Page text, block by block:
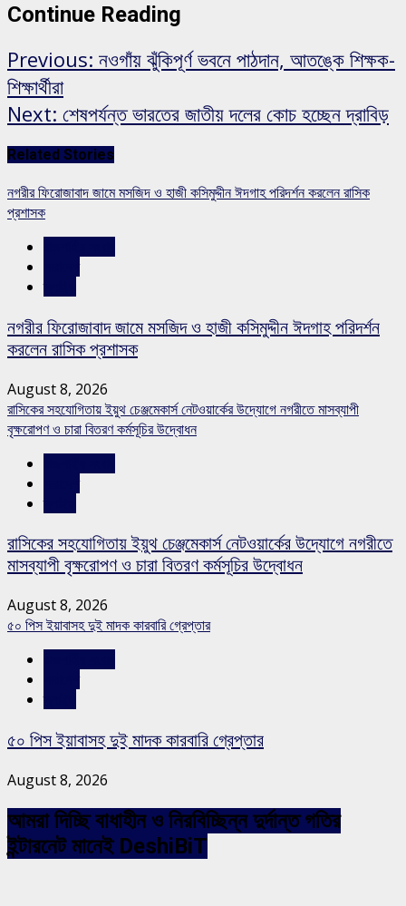
Continue Reading
Previous: নওগাঁয় ঝুঁকিপূর্ণ ভবনে পাঠদান, আতঙ্কে শিক্ষক-
শিক্ষার্থীরা
Next: শেষপর্যন্ত ভারতের জাতীয় দলের কোচ হচ্ছেন দ্রাবিড়
Related Stories
নগরীর ফিরোজাবাদ জামে মসজিদ ও হাজী কসিমুদ্দীন ঈদগাহ পরিদর্শন করলেন রাসিক
প্রশাসক
নগরীর ফিরোজাবাদ জামে মসজিদ ও হাজী কসিমুদ্দীন ঈদগাহ পরিদর্শন
করলেন রাসিক প্রশাসক
August 8, 2026
রাসিকের সহযোগিতায় ইয়ুথ চেঞ্জমেকার্স নেটওয়ার্কের উদ্যোগে নগরীতে মাসব্যাপী
বৃক্ষরোপণ ও চারা বিতরণ কর্মসূচির উদ্বোধন
রাসিকের সহযোগিতায় ইয়ুথ চেঞ্জমেকার্স নেটওয়ার্কের উদ্যোগে নগরীতে
মাসব্যাপী বৃক্ষরোপণ ও চারা বিতরণ কর্মসূচির উদ্বোধন
August 8, 2026
৫০ পিস ইয়াবাসহ দুই মাদক কারবারি গ্রেপ্তার
৫০ পিস ইয়াবাসহ দুই মাদক কারবারি গ্রেপ্তার
August 8, 2026
আমরা দিচ্ছি বাধাহীন ও নিরবিচ্ছিন্ন দুর্দান্ত গতির
ইন্টারনেট মানেই DeshiBiT